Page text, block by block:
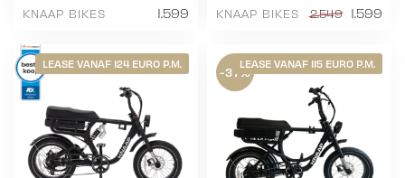
KNAAP BIKES 1.599 KNAAP BIKES 2.549 1.599
LEASE VANAF 124 EURO P.M. LEASE VANAF 115 EURO P.M.
-37%